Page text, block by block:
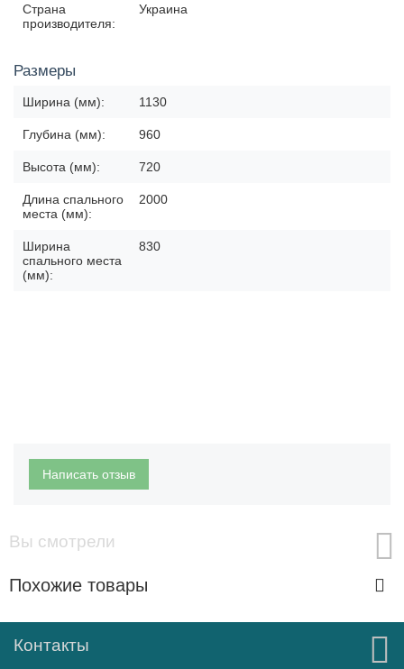
Страна
производителя:
Украина
Размеры
Ширина (мм): 1130
Глубина (мм): 960
Высота (мм): 720
Длина спального
места (мм):
2000
Ширина
спального места
(мм):
830
Написать отзыв
Вы смотрели
Похожие товары
Контакты